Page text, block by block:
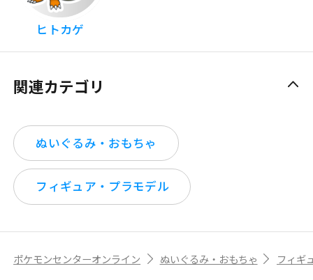
ヒトカゲ
関連カテゴリ
ぬいぐるみ・おもちゃ
フィギュア・プラモデル
ポケモンセンターオンライン ぬいぐるみ・おもちゃ フィギ